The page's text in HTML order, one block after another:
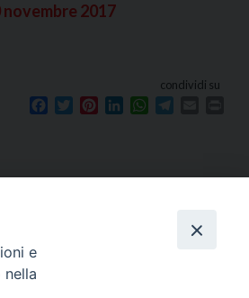
novembre 2017
condividi su
Facebook
TwitterPinterestLinkedInWhatsApp
e